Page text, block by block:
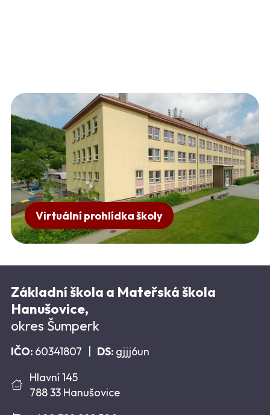
Virtuální prohlídka školy
Základní škola a Mateřská škola
Hanušovice,
okres Šumperk
IČO: 60341807 DS: gjjj6un
Hlavní 145
788 33 Hanušovice